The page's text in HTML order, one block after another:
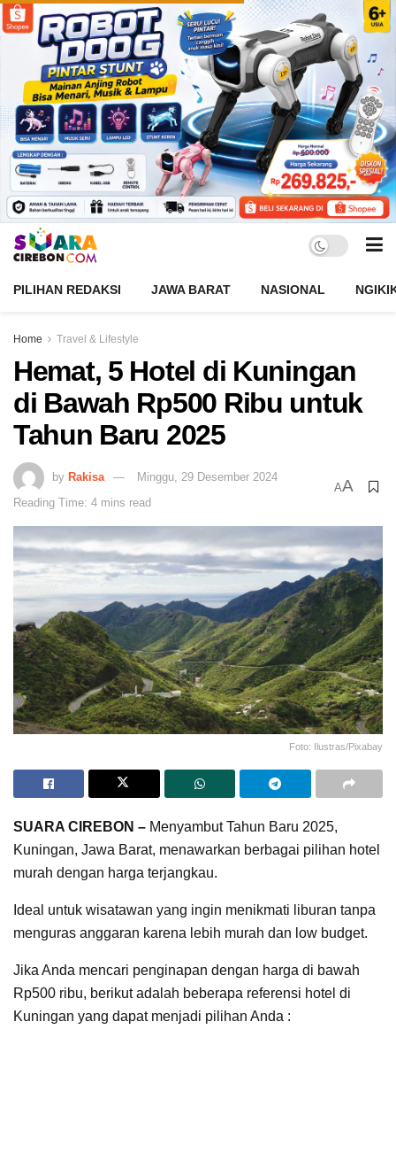
PILIHAN REDAKSI JAWA BARAT NASIONAL
Home Travel & Lifestyle
Hemat, 5 Hotel di Kuningan
di Bawah Rp500 Ribu untuk
Tahun Baru 2025
by Rakisa
Minggu, 29 Desember 2024
Reading Time: 4 mins read
AA
Foto: Ilustras/Pixabay
SUARA CIREBON – Menyambut Tahun Baru 2025,
Kuningan, Jawa Barat, menawarkan berbagai pilihan hotel
murah dengan harga terjangkau.
Ideal untuk wisatawan yang ingin menikmati liburan tanpa
menguras anggaran karena lebih murah dan low budget.
Jika Anda mencari penginapan dengan harga di bawah
Rp500 ribu, berikut adalah beberapa referensi hotel di
Kuningan yang dapat menjadi pilihan Anda :